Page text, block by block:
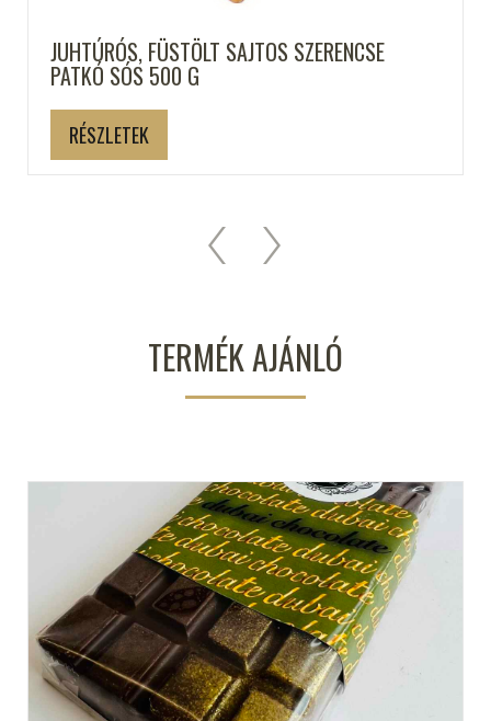
JUHTÚRÓS, FÜSTÖLT SAJTOS SZERENCSE
PATKÓ SÓS 500 G
RÉSZLETEK
TERMÉK AJÁNLÓ